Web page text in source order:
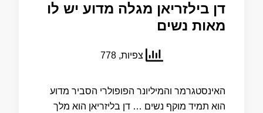
דן בילזריאן מגלה מדוע יש לו
מאות נשים
צפיות, 778
האינסטגרמר והמיליונר הפופולרי הסביר מדוע
הוא תמיד מוקף נשים … דן בליזריאן הוא מלך